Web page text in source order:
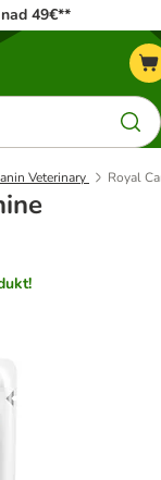
49€**
Veterinary Royal